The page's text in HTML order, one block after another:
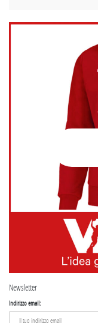
Newsletter
Indirizzo email: